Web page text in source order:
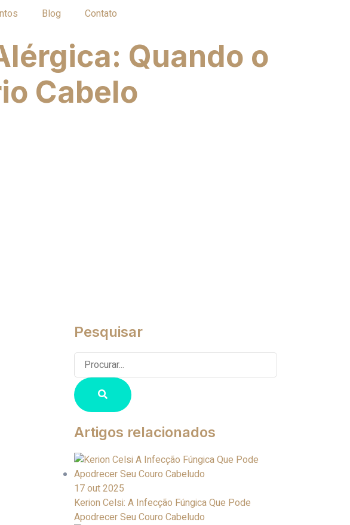
Blog Contato
Quando o
Cabelo
Pesquisar
Artigos relacionados
17 out 2025
Kerion Celsi: A Infecção Fúngica Que Pode
Apodrecer Seu Couro Cabeludo